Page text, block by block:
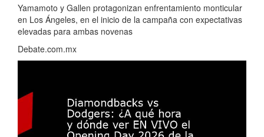
Yamamoto y Gallen protagonizan enfrentamiento monticular
en Los Ángeles, en el inicio de la campaña con expectativas
elevadas para ambas novenas
Debate.com.mx